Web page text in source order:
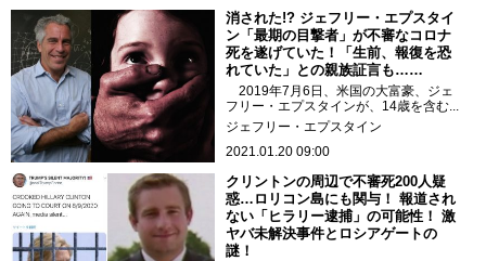
消された!? ジェフリー・エプスタイ
ン「最期の目撃者」が不審なコロナ
死を遂げていた！「生前、報復を恐
れていた」との親族証言も……
2019年7月6日、米国の大富豪、ジェ
フリー・エプスタインが、14歳を含む...
ジェフリー・エプスタイン
2021.01.20 09:00
クリントンの周辺で不審死200人疑
惑…ロリコン島にも関与！ 報道され
ない「ヒラリー逮捕」の可能性！ 激
ヤバ未解決事件とロシアゲートの
謎！